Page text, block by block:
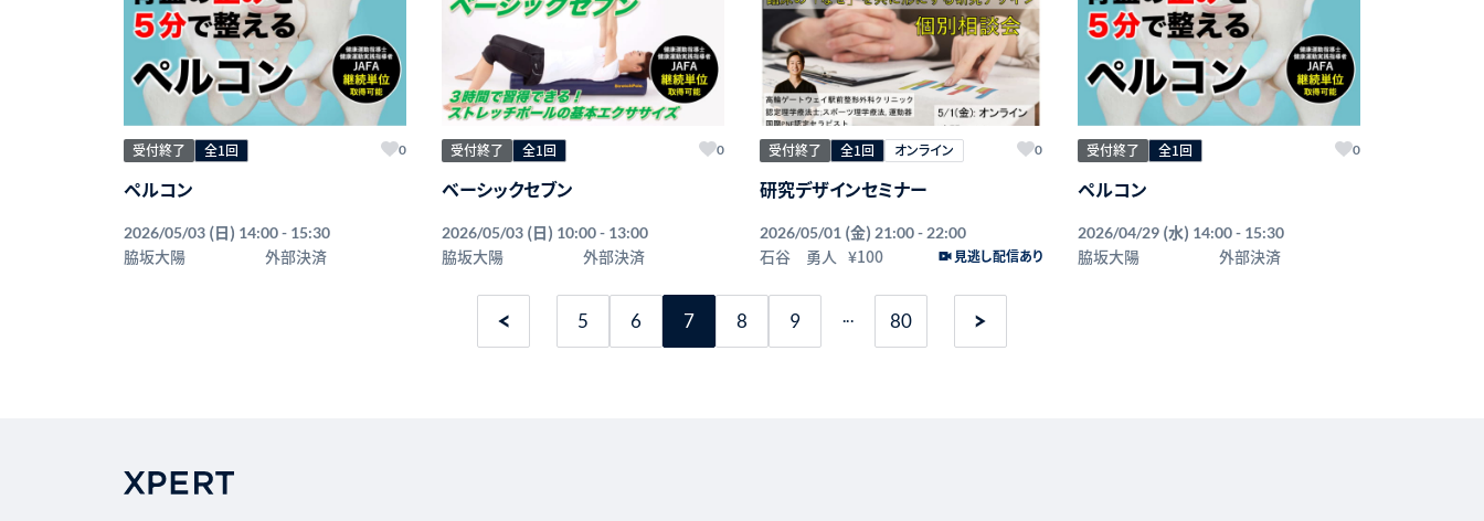
受付終了 全1回 0
ペルコン
2026/05/03 (日) 14:00 - 15:30
脇坂大陽 外部決済
受付終了 全1回 0
ベーシックセブン
2026/05/03 (日) 10:00 - 13:00
脇坂大陽 外部決済
受付終了 全1回 オンライン 0
研究デザインセミナー
2026/05/01 (金) 21:00 - 22:00
石谷 勇人 ¥100 見逃し配信あり
受付終了 全1回 0
ペルコン
2026/04/29 (水) 14:00 - 15:30
脇坂大陽 外部決済
5 6 7 8 9 80